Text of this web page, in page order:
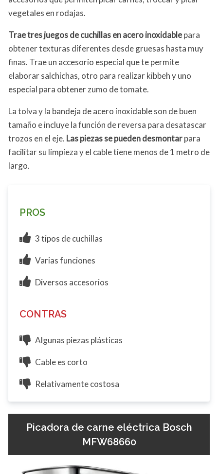
vegetales en rodajas.
Trae tres juegos de cuchillas en acero inoxidablepara
obtener texturas diferentes desde gruesas hasta muy
finas. Trae un accesorio especial que te permite
elaborar salchichas, otro para realizar kibbeh y uno
especial para obtener zumo de tomate.
La tolva y la bandeja de acero inoxidable son de buen
tamaño e incluye la función de reversa para desatascar
trozos en el eje. Las piezas se pueden desmontarpara
facilitar su limpieza y el cable tiene menos de 1 metro de
largo.
PROS
3 tipos de cuchillas
Varias funciones
Diversos accesorios
CONTRAS
Algunas piezas plásticas
Cable es corto
Relativamente costosa
Picadora de carne eléctrica Bosch
MFW68660